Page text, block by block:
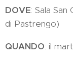
DOVE: Sala
di Pastrengo)
QUANDO: il